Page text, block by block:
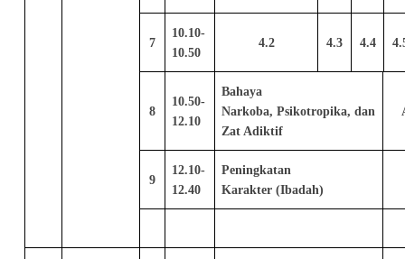
7
10.10-
10.50
4.2 4.3 4.4
8
10.50-
12.10
Bahaya
Narkoba, Psikotropika, dan
Zat Adiktif
9
12.10-
12.40
Peningkatan
Karakter (Ibadah)